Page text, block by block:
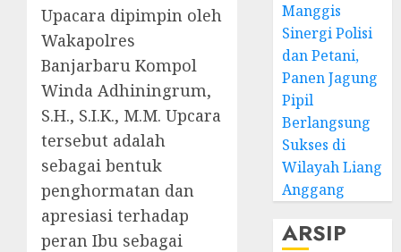
Upacara dipimpin oleh
Wakapolres
Banjarbaru Kompol
Winda Adhiningrum,
S.H., S.I.K., M.M. Upcara
tersebut adalah
sebagai bentuk
penghormatan dan
apresiasi terhadap
peran Ibu sebagai
Manggis
Sinergi Polisi
dan Petani,
Panen Jagung
Pipil
Berlangsung
Sukses di
Wilayah Liang
Anggang
ARSIP